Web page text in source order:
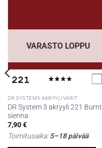
VARASTO LOPPU
DR SYSTEM3 AKRYYLIVÄRIT
DR System 3 akryyli 221 Burnt
sienna
7,90€
Toimitusaika:5–18 päivää